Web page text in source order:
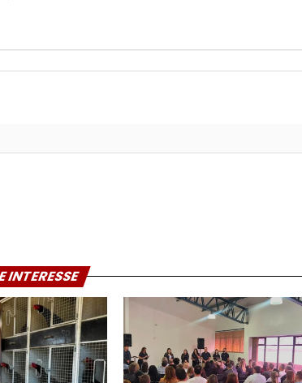
INTERESSE